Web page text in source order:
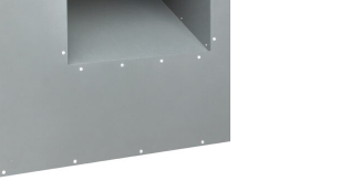
DETAILS